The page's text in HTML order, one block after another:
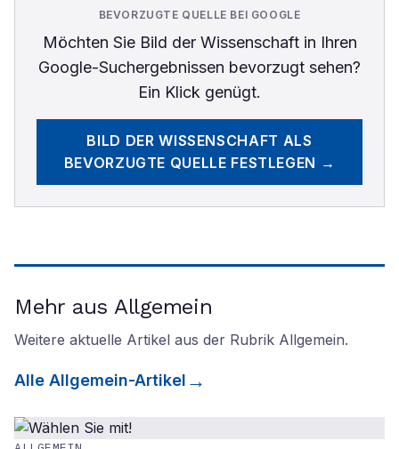
BEVORZUGTE QUELLE BEI GOOGLE
Möchten Sie Bild der Wissenschaftin Ihren
Google-Suchergebnissen bevorzugt sehen?
Ein Klick genügt.
BILD DER WISSENSCHAFT ALS
BEVORZUGTE QUELLE FESTLEGEN →
Mehr aus Allgemein
Weitere aktuelle Artikel aus der Rubrik Allgemein.
Alle Allgemein-Artikel